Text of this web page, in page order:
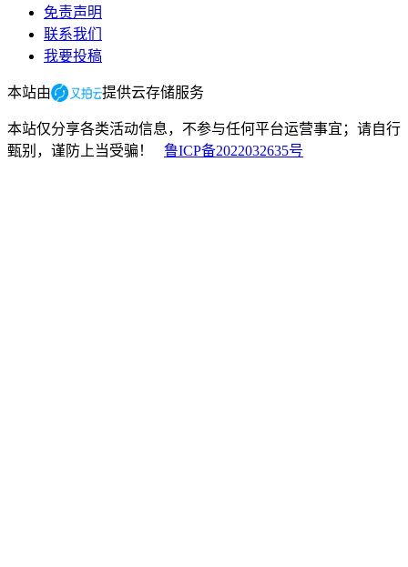
免责声明
联系我们
我要投稿
本站由 提供云存储服务
本站仅分享各类活动信息，不参与任何平台运营事宜；请自行
甄别，谨防上当受骗！
鲁ICP备2022032635号